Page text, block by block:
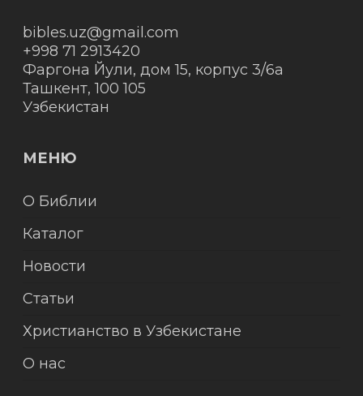
bibles.uz@gmail.com
+998 71 2913420
Фаргона Йули, дом 15, корпус 3/6а
Ташкент,100 105
Узбекистан
МЕНЮ
О Библии
Каталог
Новости
Статьи
Христианство в Узбекистане
О нас